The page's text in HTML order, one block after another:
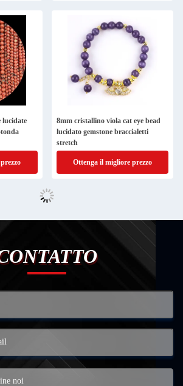
lucidate
8mm cristallino viola cat eye bead
lucidato gemstone braccialetti
stretch
Ottenga il migliore prezzo